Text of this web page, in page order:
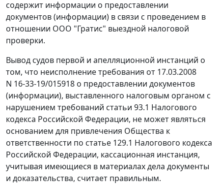
содержит информации о предоставлении
документов (информации) в связи с проведением в
отношении ООО "Гратис" выездной налоговой
проверки.
Вывод судов первой и апелляционной инстанций о
том, что неисполнение требования от 17.03.2008
N 16-33-19/015918 о предоставлении документов
(информации), выставленного налоговым органом с
нарушением требований статьи 93.1 Налогового
кодекса Российской Федерации, не может являться
основанием для привлечения Общества к
ответственности по статье 129.1 Налогового кодекса
Российской Федерации, кассационная инстанция,
учитывая имеющиеся в материалах дела документы
и доказательства, считает правильным.